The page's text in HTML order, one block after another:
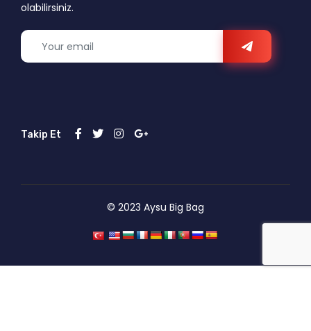
olabilirsiniz.
Takip Et
© 2023 Aysu Big Bag